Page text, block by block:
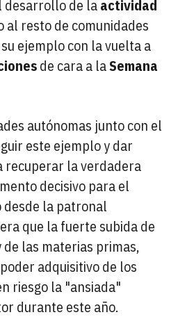
desarrollo de laactividad
al resto de comunidades
ejemplo con la vuelta a
de cara a laSemana
autónomas junto con el
este ejemplo y dar
recuperar la verdadera
decisivo para el
la patronal
que la fuerte subida de
las materias primas,
adquisitivo de los
riesgo la "ansiada"
durante este año.